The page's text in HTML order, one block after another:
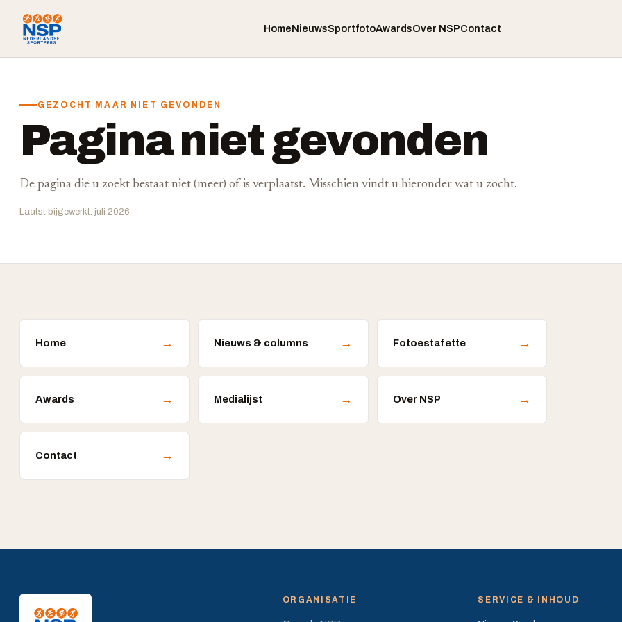
HomeNieuwsSportfotoAwardsOver NSPContact
GEZOCHT MAAR NIET GEVONDEN
Pagina niet gevonden
De pagina die u zoekt bestaat niet (meer) of is verplaatst. Misschien vindt u hieronder wat u zocht.
Laatst bijgewerkt: juli 2026
Home → Nieuws & columns → Fotoestafette →
Awards → Medialijst → Over NSP →
Contact →
ORGANISATIE SERVICE & INHOUD